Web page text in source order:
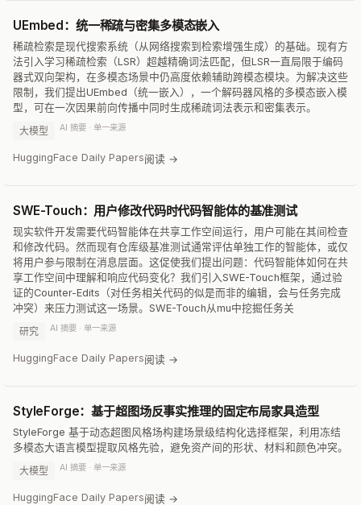
UEmbed：统一稀疏与密集多模态嵌入
稀疏检索是现代搜索系统（从网络搜索到检索增强生成）的基础。现有方
法引入学习稀疏检索（LSR）超越精确词法匹配，但LSR一直局限于编码
器式双向架构，在多模态场景中仍高度依赖辅助跨模态模块。为解决这些
限制，我们提出UEmbed（统一嵌入），一个解码器风格的多模态嵌入模
型，可在一次因果前向传播中同时生成稀疏词法表示和密集表示。
大模型
AI 摘要 · 单一来源
HuggingFace Daily Papers阅读 →
SWE-Touch：用户修改代码时代码智能体的基准测试
现实软件开发需要代码智能体在共享工作空间运行，用户可能在其间检查
和修改代码。然而现有仓库级基准测试通常评估单独工作的智能体，或仅
将用户参与限制在消息层面。这促使我们提出问题：代码智能体如何在共
享工作空间中理解和响应代码变化？我们引入SWE-Touch框架，通过验
证的Counter-Edits（对任务相关代码的似是而非的编辑，会与任务完成
冲突）来压力测试这一场景。SWE-Touch从mu中挖掘任务关
研究
AI 摘要 · 单一来源
HuggingFace Daily Papers阅读 →
StyleForge：基于超图场反事实推理的固定布局家具造型
StyleForge 基于动态超图风格场构建场景级结构化选择框架，利用冻结
多模态大语言模型提取风格先验，避免资产间的形状、材料和颜色冲突。
大模型
AI 摘要 · 单一来源
HuggingFace Daily Papers阅读 →